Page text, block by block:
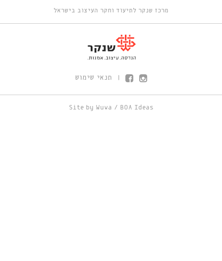
מרכז שנקר לתיעוד וחקר העיצוב בישראל
תנאי שימוש
Site by Wuwa / BOA Ideas